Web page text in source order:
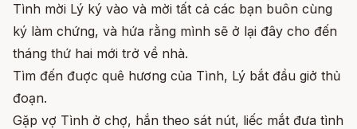
Tình mời Lý ký vào và mời tất cả các bạn buôn cùng
ký làm chứng, và hứa rằng mình sẽ ở lại đây cho đến
tháng thứ hai mới trở về nhà.
Tìm đến đuợc quê hương của Tình, Lý bắt đầu giở thủ
đoạn.
Gặp vợ Tình ở chợ, hắn theo sát nút, liếc mắt đưa tình